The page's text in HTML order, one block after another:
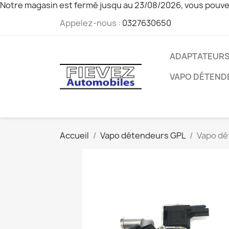
Notre magasin est fermé jusqu au 23/08/2026, vous
Appelez-nous : 0327630650
VAPO
Accueil Vapo détendeurs GPL Vapo